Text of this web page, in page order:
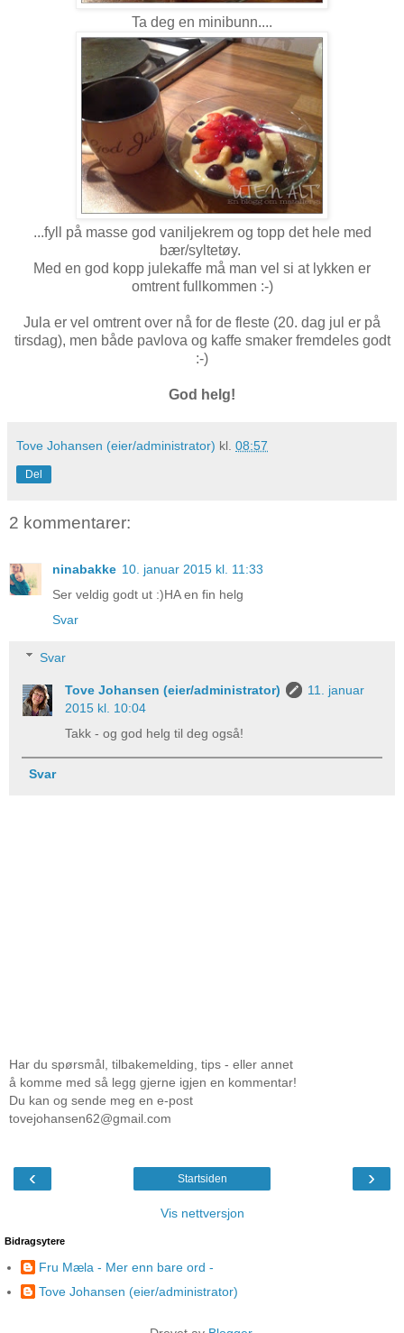
Ta deg en minibunn....
...fyll på masse god vaniljekrem og topp det hele med
bær/syltetøy.
Med en god kopp julekaffe må man vel si at lykken er
omtrent fullkommen :-)
Jula er vel omtrent over nå for de fleste (20. dag jul er på
tirsdag), men både pavlova og kaffe smaker fremdeles godt
:-)
God helg!
Tove Johansen (eier/administrator) kl. 08:57
Del
2 kommentarer:
ninabakke 10. januar 2015 kl. 11:33
Ser veldig godt ut :)HA en fin helg
Svar
Svar
Tove Johansen (eier/administrator)
11. januar
2015 kl. 10:04
Takk - og god helg til deg også!
Svar
Har du spørsmål, tilbakemelding, tips - eller annet
å komme med så legg gjerne igjen en kommentar!
Du kan og sende meg en e-post
tovejohansen62@gmail.com
‹ ›
Startsiden
Vis nettversjon
Bidragsytere
Fru Mæla - Mer enn bare ord -
Tove Johansen (eier/administrator)